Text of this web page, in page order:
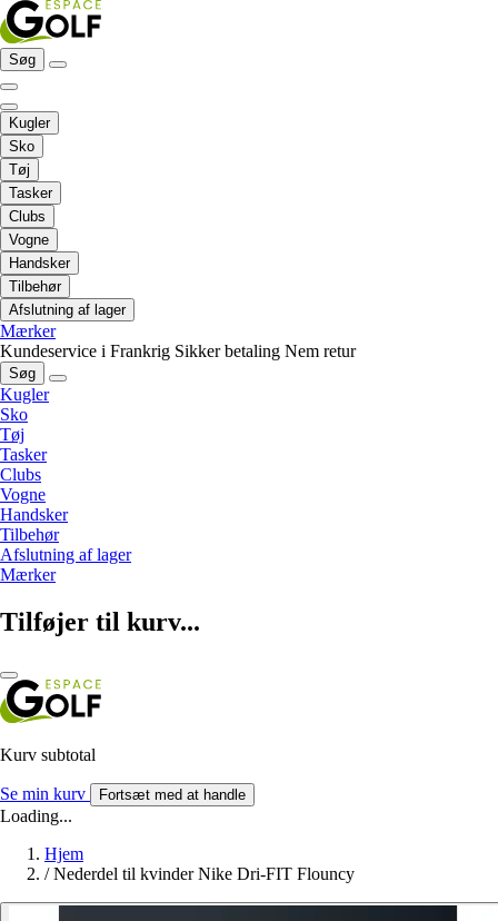
Søg
Kugler
Sko
Tøj
Tasker
Clubs
Vogne
Handsker
Tilbehør
Afslutning af lager
Mærker
Kundeservice i Frankrig Sikker betaling Nem retur
Søg
Kugler
Sko
Tøj
Tasker
Clubs
Vogne
Handsker
Tilbehør
Afslutning af lager
Mærker
Tilføjer til kurv...
Kurv subtotal
Se min kurv Fortsæt med at handle
Loading...
Hjem
/ Nederdel til kvinder Nike Dri-FIT Flouncy